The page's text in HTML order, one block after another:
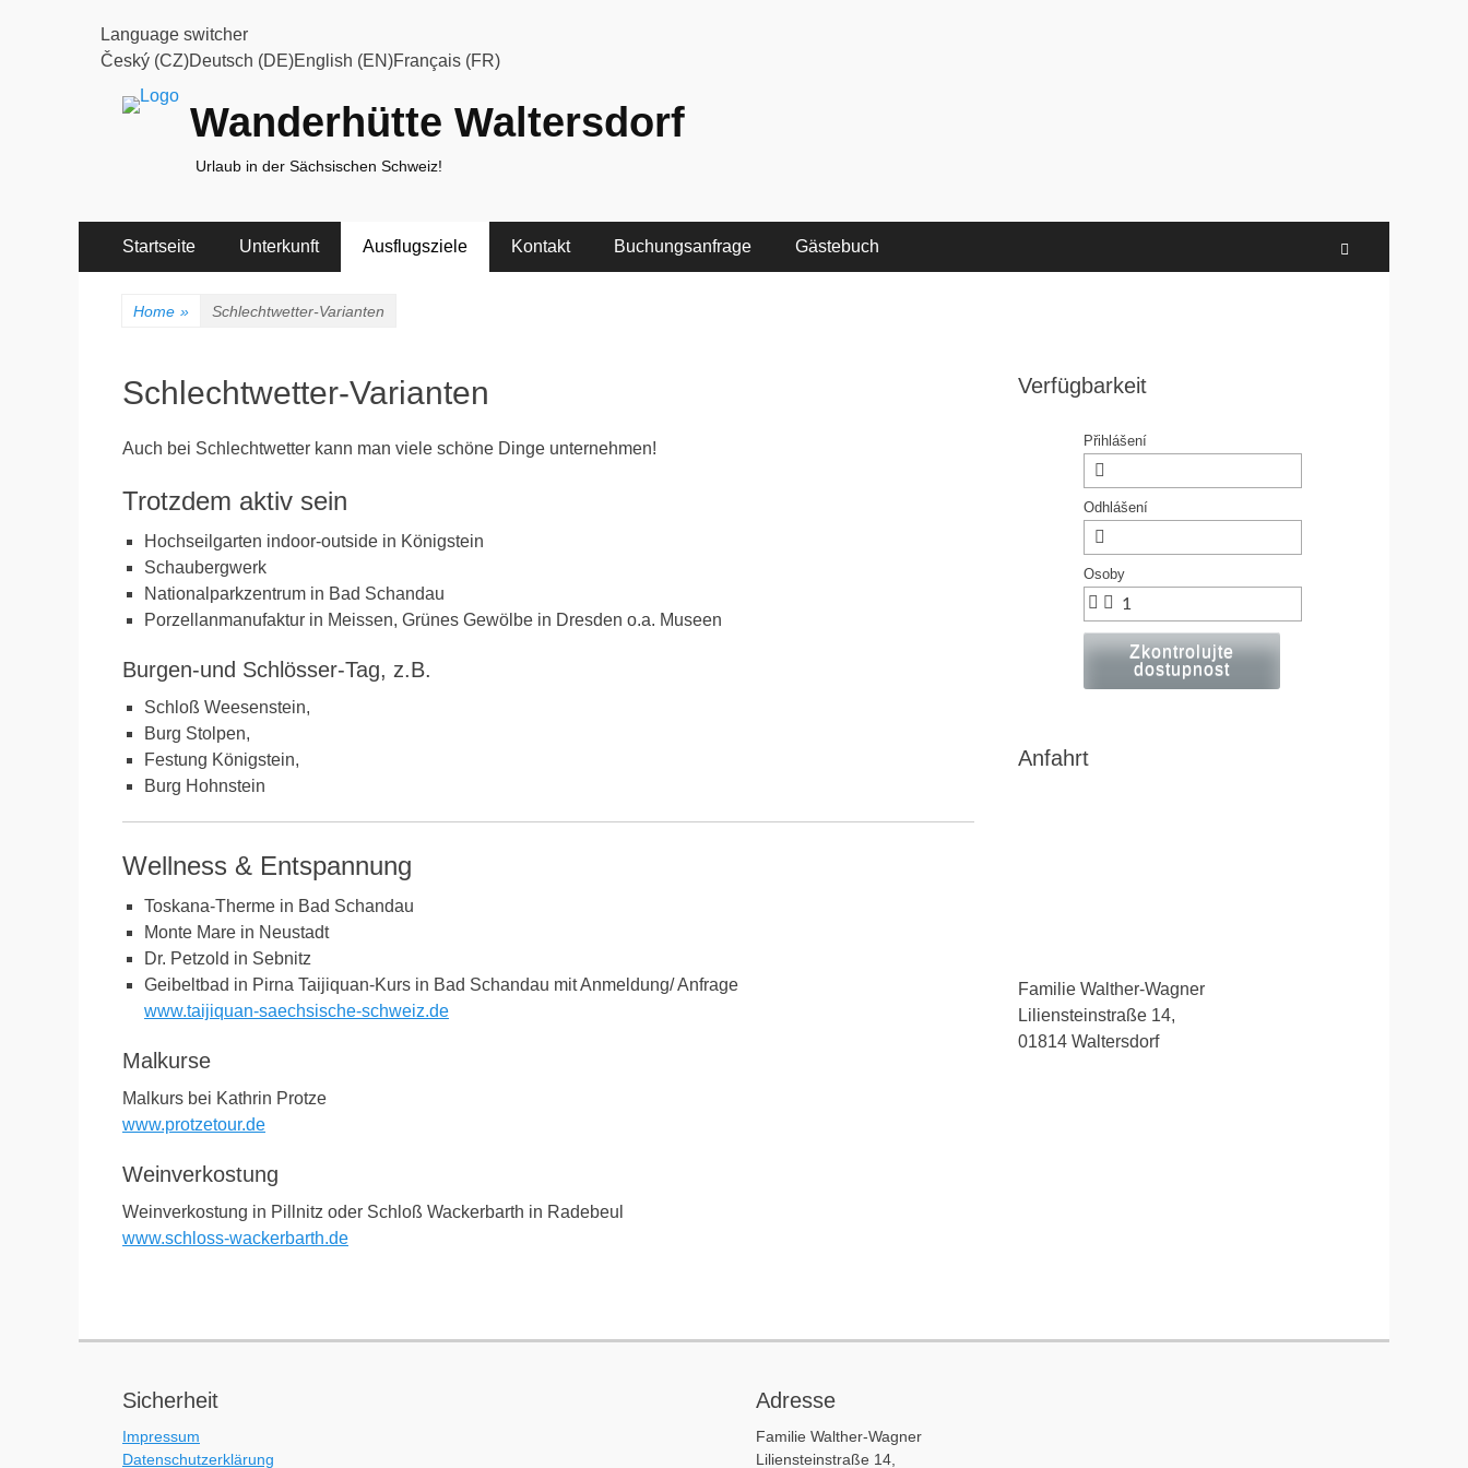
Language switcher
Český (CZ)Deutsch (DE)English (EN)Français (FR)
Wanderhütte Waltersdorf
Urlaub in der Sächsischen Schweiz!
Primary
Menu
Startseite Unterkunft Ausflugsziele Kontakt Buchungsanfrage Gästebuch
Home » Schlechtwetter-Varianten
Schlechtwetter-Varianten
Auch bei Schlechtwetter kann man viele schöne Dinge unternehmen!
Trotzdem aktiv sein
Hochseilgarten indoor-outside in Königstein
Schaubergwerk
Nationalparkzentrum in Bad Schandau
Porzellanmanufaktur in Meissen, Grünes Gewölbe in Dresden o.a. Museen
Burgen-und Schlösser-Tag, z.B.
Schloß Weesenstein,
Burg Stolpen,
Festung Königstein,
Burg Hohnstein
Wellness & Entspannung
Toskana-Therme in Bad Schandau
Monte Mare in Neustadt
Dr. Petzold in Sebnitz
Geibeltbad in Pirna Taijiquan-Kurs in Bad Schandau mit Anmeldung/ Anfrage
www.taijiquan-saechsische-schweiz.de
Malkurse
Malkurs bei Kathrin Protze
www.protzetour.de
Weinverkostung
Weinverkostung in Pillnitz oder Schloß Wackerbarth in Radebeul
www.schloss-wackerbarth.de
Verfügbarkeit
Přihlášení
Odhlášení
Osoby
Zkontrolujte
dostupnost
Anfahrt
Familie Walther-Wagner
Liliensteinstraße 14,
01814 Waltersdorf
Sicherheit
Impressum
Datenschutzerklärung
Adresse
Familie Walther-Wagner
Liliensteinstraße 14,